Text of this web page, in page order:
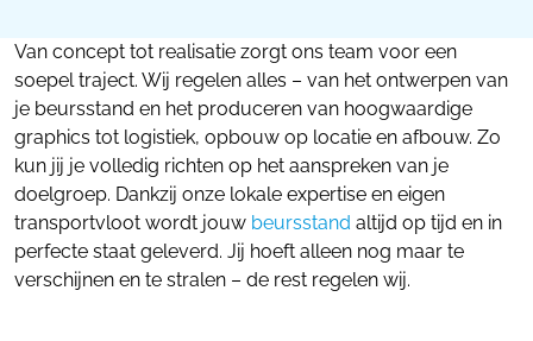
Van concept tot realisatie zorgt ons team voor een
soepel traject. Wij regelen alles – van het ontwerpen van
je beursstand en het produceren van hoogwaardige
graphics tot logistiek, opbouw op locatie en afbouw. Zo
kun jij je volledig richten op het aanspreken van je
doelgroep. Dankzij onze lokale expertise en eigen
transportvloot wordt jouw beursstand altijd op tijd en in
perfecte staat geleverd. Jij hoeft alleen nog maar te
verschijnen en te stralen – de rest regelen wij.